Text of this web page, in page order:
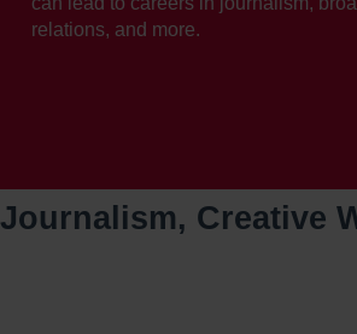
relations, and more.
Journalism, Creative